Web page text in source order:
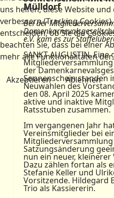
Mülldorf
Bei der
e.V. kam es zur
SANKT AUGUSTIN.
der
Sonnenschein standen
Neuwahlen des
den 08. April 2025
aktive und inaktive
Ratsstuben zusammen.
Im vergangenen Jahr
Vereinsmitglieder bei
Satzungsänderung
nun ein neuer,
Dazu zählen fortan als
Stefanie Keller und
Vorsitzende. Hildegard
Trio als Kassiererin.
uns helfen, diese Website
verbessern (Tracking
entscheiden, ob Sie die
beachten Sie, dass bei einer
mehr alle Funktionalitäten
Akzeptieren Ablehnen